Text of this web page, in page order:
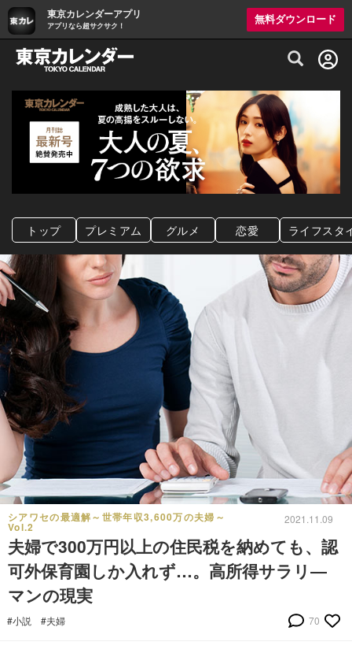
東京カレンダーアプリ
アプリなら超サクサク！
無料ダウンロード
グルメ情報・プレミアムレストラン予約
トップ プレミアム グルメ 恋愛 ライフスタ
シアワセの最適解～世帯年収3,600万の夫婦～
Vol.2
2021.11.09
夫婦で300万円以上の住民税を納めても、認
可外保育園しか入れず…。高所得サラリ―
マンの現実
#小説 #夫婦 70